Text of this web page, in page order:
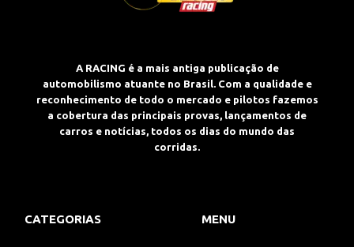
A RACING é a mais antiga publicação de
automobilismo atuante no Brasil. Com a qualidade e
reconhecimento de todo o mercado e pilotos fazemos
a cobertura das principais provas, lançamentos de
carros e notícias, todos os dias do mundo das
corridas.
CATEGORIAS MENU